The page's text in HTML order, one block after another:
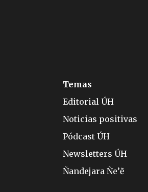
Temas
Editorial ÚH
Noticias positivas
Pódcast ÚH
Newsletters ÚH
Ñandejara Ñe’ẽ